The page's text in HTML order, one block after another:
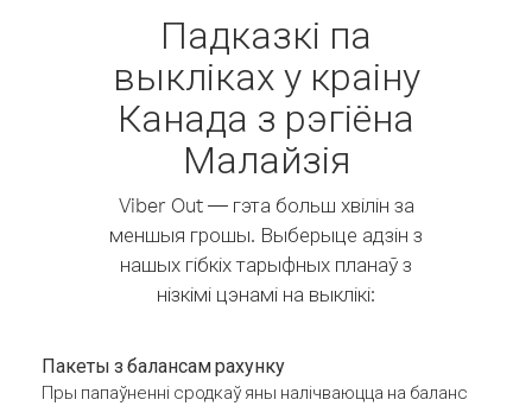
Падказкі па
выкліках у краіну
Канада з рэгіёна
Малайзія
Viber Out — гэта больш хвілін за
меншыя грошы. Выберыце адзін з
нашых гібкіх тарыфных планаў з
нізкімі цэнамі на выклікі:
Пакеты з балансам рахунку
Пры папаўненні сродкаў яны налічваюцца на баланс